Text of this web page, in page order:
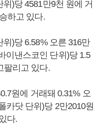
)당 4581만9천 원에 거
하고 있다.
)당 6.58% 오른 316만
이낸스코인 단위)당 1.5
팔리고 있다.
원에 거래돼 0.31% 오
카닷 단위)당 2만2010원
다.